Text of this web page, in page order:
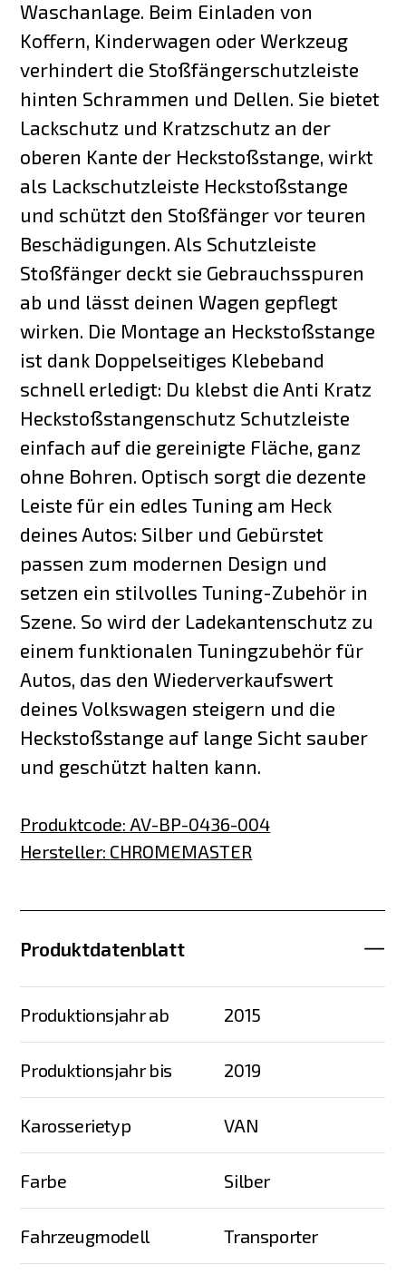
Waschanlage. Beim Einladen von
Koffern, Kinderwagen oder Werkzeug
verhindert die Stoßfängerschutzleiste
hinten Schrammen und Dellen. Sie bietet
Lackschutz und Kratzschutz an der
oberen Kante der Heckstoßstange, wirkt
als Lackschutzleiste Heckstoßstange
und schützt den Stoßfänger vor teuren
Beschädigungen. Als Schutzleiste
Stoßfänger deckt sie Gebrauchsspuren
ab und lässt deinen Wagen gepflegt
wirken. Die Montage an Heckstoßstange
ist dank Doppelseitiges Klebeband
schnell erledigt: Du klebst die Anti Kratz
Heckstoßstangenschutz Schutzleiste
einfach auf die gereinigte Fläche, ganz
ohne Bohren. Optisch sorgt die dezente
Leiste für ein edles Tuning am Heck
deines Autos: Silber und Gebürstet
passen zum modernen Design und
setzen ein stilvolles Tuning-Zubehör in
Szene. So wird der Ladekantenschutz zu
einem funktionalen Tuningzubehör für
Autos, das den Wiederverkaufswert
deines Volkswagen steigern und die
Heckstoßstange auf lange Sicht sauber
und geschützt halten kann.
Produktcode: AV-BP-0436-004
Hersteller: CHROMEMASTER
Produktdatenblatt
Produktionsjahr ab 2015
Produktionsjahr bis 2019
Karosserietyp VAN
Farbe Silber
Fahrzeugmodell Transporter